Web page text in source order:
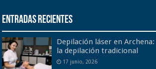
Entradas recientes
Depilación láser en
la depilación tradicional
17 junio, 2026